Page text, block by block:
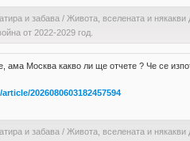
и забава / Живота, вселената и някакви
от 2022-2029 год.
ама Москва какво ли ще отчете ? Че се
2026080603182457594
и забава / Живота, вселената и някакви